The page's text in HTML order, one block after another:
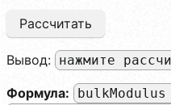
Рассчитать
Вывод: нажмите
Формула:
bulkModulus